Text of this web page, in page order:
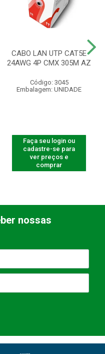
CABO LAN UTP CAT5E
24AWG 4P CMX 305M AZ
Código: 3045
Embalagem: UNIDADE
Faça seu login ou
cadastre-se para
ver preços e
comprar
nossas